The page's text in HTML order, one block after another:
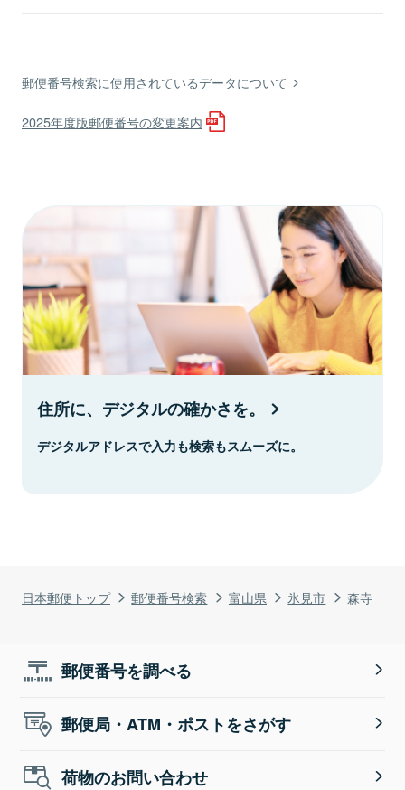
日本郵便トップ 郵便番号検索 富山県 氷見市 森寺
郵便番号検索に使用されているデータについて
2025年度版郵便番号の変更案内
住所に、デジタルの確かさを。
デジタルアドレスで入力も検索もスムーズに。
郵便番号を調べる
郵便局・ATM・ポストをさがす
荷物のお問い合わせ